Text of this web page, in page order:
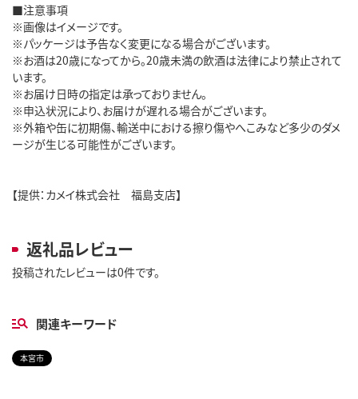
■注意事項
※画像はイメージです。
※パッケージは予告なく変更になる場合がございます。
※お酒は20歳になってから。20歳未満の飲酒は法律により禁止されて
います。
※お届け日時の指定は承っておりません。
※申込状況により、お届けが遅れる場合がございます。
※外箱や缶に初期傷、輸送中における擦り傷やへこみなど多少のダメ
ージが生じる可能性がございます。
【提供：カメイ株式会社 福島支店】
返礼品レビュー
投稿されたレビューは0件です。
関連キーワード
本宮市